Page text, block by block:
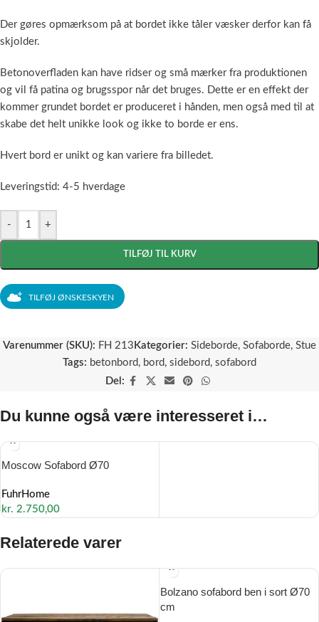
Der gøres opmærksom på at bordet ikke tåler væsker derfor kan få
skjolder.
Betonoverfladen kan have ridser og små mærker fra produktionen
og vil få patina og brugsspor når det bruges. Dette er en effekt der
kommer grundet bordet er produceret i hånden, men også med til at
skabe det helt unikke look og ikke to borde er ens.
Hvert bord er unikt og kan variere fra billedet.
Leveringstid: 4-5 hverdage
- +
TILFØJ TIL KURV
TILFØJ ØNSKESKYEN
Varenummer (SKU): FH 213 Kategorier: Sideborde, Sofaborde, Stue
Tags: betonbord, bord, sidebord, sofabord
Del:
Du kunne også være interesseret i…
Moscow Sofabord Ø70
FuhrHome
kr. 2.750,00
Relaterede varer
Bolzano sofabord ben i sort Ø70
cm